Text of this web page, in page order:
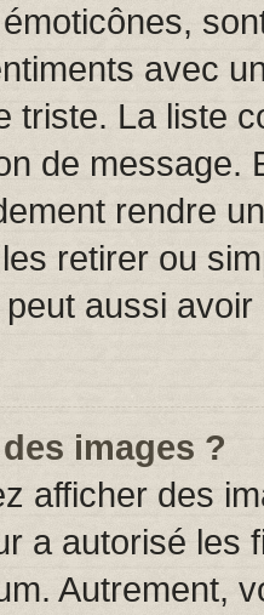
avec
triste. La liste
de message.
rendre
retirer ou
peut aussi
images ?
afficher des
a autorisé
Autrement,